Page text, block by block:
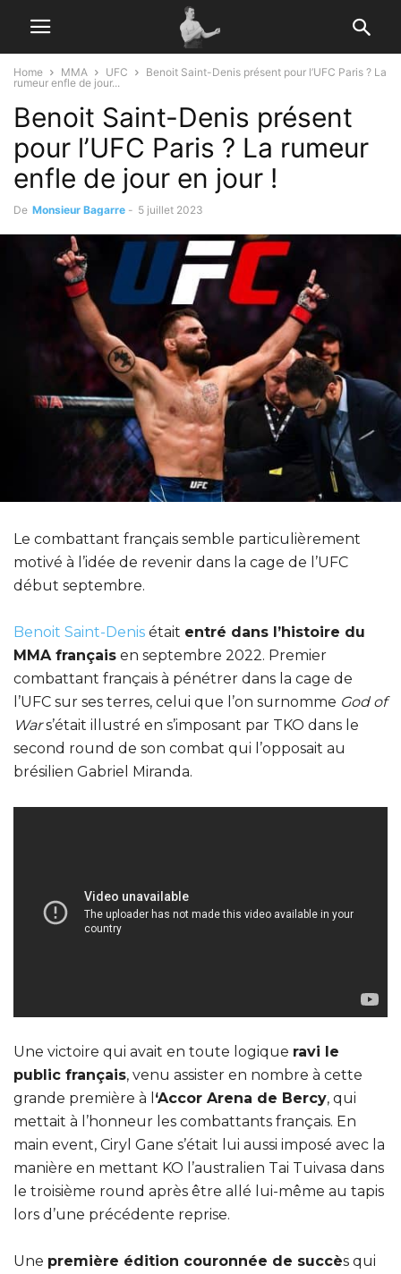
Home MMA UFC
Benoit Saint-Denis présent pour l’UFC Paris ? La
rumeur enfle de jour...
Benoit Saint-Denis présent
pour l’UFC Paris ? La rumeur
enfle de jour en jour !
De Monsieur Bagarre - 5 juillet 2023
Le combattant français semble particulièrement
motivé à l’idée de revenir dans la cage de l’UFC
début septembre.
Benoit Saint-Denis était entré dans l’histoire du
MMA français en septembre 2022. Premier
combattant français à pénétrer dans la cage de
l’UFC sur ses terres, celui que l’on surnomme God of
Wars’était illustré en s’imposant par TKO dans le
second round de son combat qui l’opposait au
brésilien Gabriel Miranda.
Une victoire qui avait en toute logique ravi le
public français, venu assister en nombre à cette
grande première à l ‘Accor Arena de Bercy, qui
mettait à l’honneur les combattants français. En
main event, Ciryl Gane s’était lui aussi imposé avec la
manière en mettant KO l’australien Tai Tuivasa dans
le troisième round après être allé lui-même au tapis
lors d’une précédente reprise.
Une première édition couronnée de succès qui